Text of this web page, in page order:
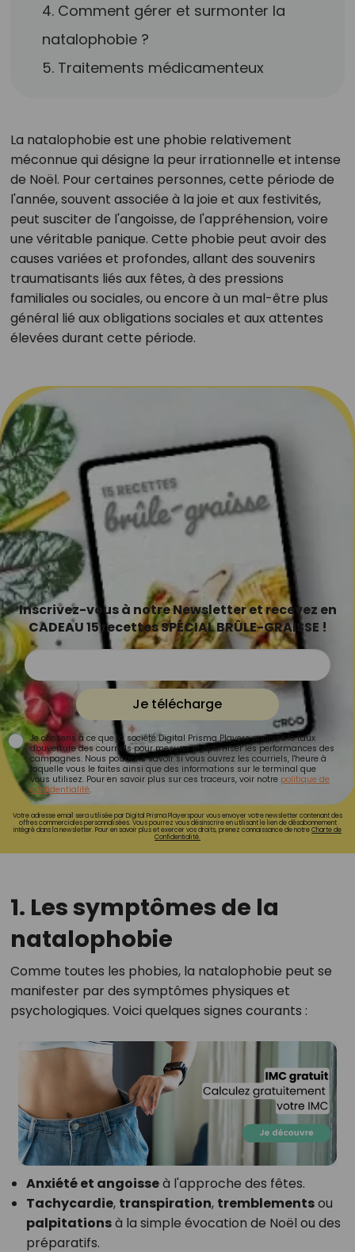
4. Comment gérer et surmonter la
natalophobie ?
5. Traitements médicamenteux
La natalophobie est une phobie relativement
méconnue qui désigne la peur irrationnelle et intense
de Noël. Pour certaines personnes, cette période de
l'année, souvent associée à la joie et aux festivités,
peut susciter de l'angoisse, de l'appréhension, voire
une véritable panique. Cette phobie peut avoir des
causes variées et profondes, allant des souvenirs
traumatisants liés aux fêtes, à des pressions
familiales ou sociales, ou encore à un mal-être plus
général lié aux obligations sociales et aux attentes
élevées durant cette période.
Inscrivez-vous à notre Newsletter et recevez en
CADEAU 15 recettes SPÉCIAL BRÛLE-GRAISSE !
Je télécharge
Je consens à ce que la société Digital Prisma Players analyse le taux
d'ouverture des courriels pour mesurer et optimiser les performances des
campagnes. Nous pourrons savoir si vous ouvrez les courriels, l'heure à
laquelle vous le faites ainsi que des informations sur le terminal que
vous utilisez. Pour en savoir plus sur ces traceurs, voir notre politique de
confidentialité.
Votre adresse email sera utilisée par Digital Prisma Playerspour vous envoyer votre newsletter contenant des
offres commerciales personnalisées. Vous pourrez vous désinscrire en utilisant le lien de désabonnement
intégré dans la newsletter. Pour en savoir plus et exercer vos droits, prenez connaissance de notreCharte de
Confidentialité.
1. Les symptômes de la
natalophobie
Comme toutes les phobies, la natalophobie peut se
manifester par des symptômes physiques et
psychologiques. Voici quelques signes courants :
Anxiété et angoisseà l'approche des fêtes.
Tachycardie, transpiration, tremblementsou
palpitationsà la simple évocation de Noël ou des
préparatifs.